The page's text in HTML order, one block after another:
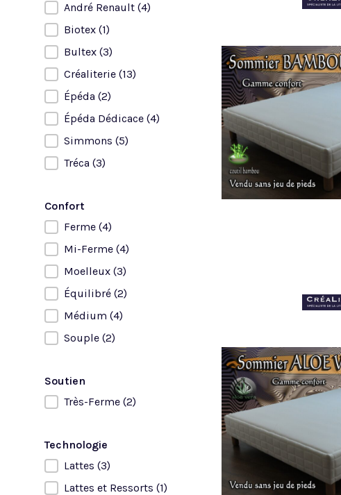
Trix par marques
André Renault (4)
Biotex (1)
Bultex (3)
Créaliterie (13)
Épéda (2)
Épéda Dédicace (4)
Simmons (5)
Tréca (3)
Confort
Confort
Ferme (4)
Mi-Ferme (4)
Moelleux (3)
Équilibré (2)
Médium (4)
Souple (2)
Soutien
Très-Ferme (2)
Technologie
Technologie
Lattes (3)
Lattes et Ressorts (1)